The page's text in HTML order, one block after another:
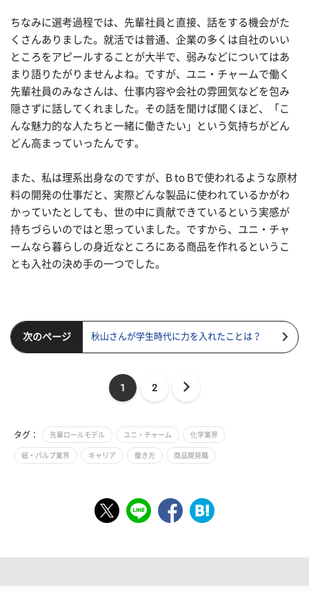
ちなみに選考過程では、先輩社員と直接、話をする機会がた
くさんありました。就活では普通、企業の多くは自社のいい
ところをアピールすることが大半で、弱みなどについてはあ
まり語りたがりませんよね。ですが、ユニ・チャームで働く
先輩社員のみなさんは、仕事内容や会社の雰囲気などを包み
隠さずに話してくれました。その話を聞けば聞くほど、「こ
んな魅力的な人たちと一緒に働きたい」という気持ちがどん
どん高まっていったんです。
また、私は理系出身なのですが、B to Bで使われるような原材
料の開発の仕事だと、実際どんな製品に使われているかがわ
かっていたとしても、世の中に貢献できているという実感が
持ちづらいのではと思っていました。ですから、ユニ・チャ
ームなら暮らしの身近なところにある商品を作れるというこ
とも入社の決め手の一つでした。
次のページ 秋山さんが学生時代に力を入れたことは？
1 2
タグ： 先輩ロールモデル ユニ・チャーム 化学業界
紙・パルプ業界 キャリア 働き方 商品開発職